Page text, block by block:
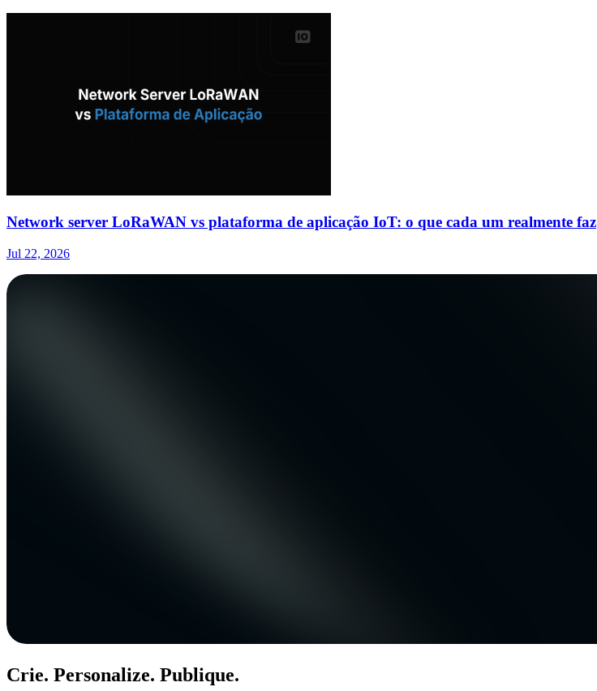
Network server LoRaWAN vs plataforma de aplicação IoT: o que cada um realmente faz
Jul 22, 2026
Crie. Personalize. Publique.